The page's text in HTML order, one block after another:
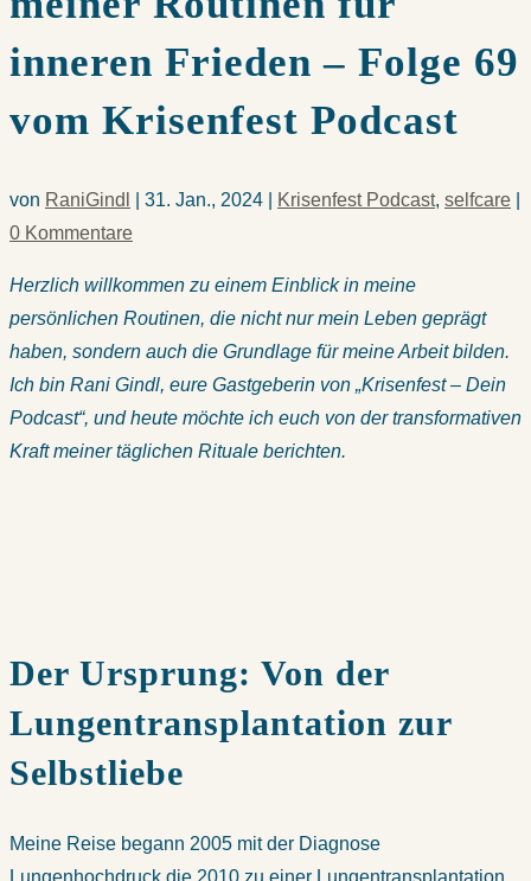
inneren Frieden – Folge 69
vom Krisenfest Podcast
von RaniGindl 31. Jan., 2024 Krisenfest Podcast, selfcare
0 Kommentare
Herzlich willkommen zu einem Einblick in meine
persönlichen Routinen, die nicht nur mein Leben geprägt
haben, sondern auch die Grundlage für meine Arbeit bilden.
Ich bin Rani Gindl, eure Gastgeberin von „Krisenfest – Dein
Podcast“, und heute möchte ich euch von der transformativen
Kraft meiner täglichen Rituale berichten.
Der Ursprung: Von der
Lungentransplantation zur
Selbstliebe
Meine Reise begann 2005 mit der Diagnose
Lungenhochdruck die 2010 zu einer Lungentransplantation